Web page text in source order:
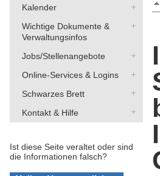
Kalender
Wichtige Dokumente &
Verwaltungsinfos
Jobs/Stellenangebote
Online-Services & Logins
Schwarzes Brett
Kontakt & Hilfe
Ist diese Seite veraltet oder sind
die Informationen falsch?